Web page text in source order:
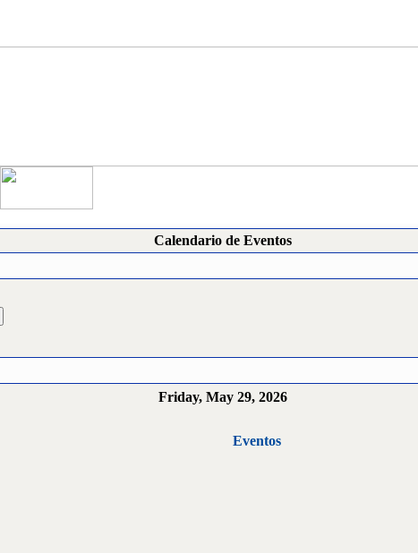
Calendario de Eventos
Friday, May 29, 2026
Eventos